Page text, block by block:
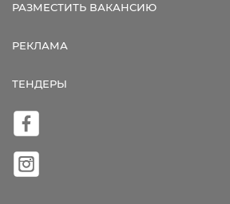
РАЗМЕСТИТЬ ВАКАНСИЮ
РЕКЛАМА
ТЕНДЕРЫ